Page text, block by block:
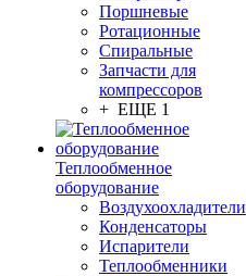
Поршневые
Ротационные
Спиральные
Запчасти для
компрессоров
+ ЕЩЕ 1
Теплообменное
оборудование
Воздухоохладители
Конденсаторы
Испарители
Теплообменники